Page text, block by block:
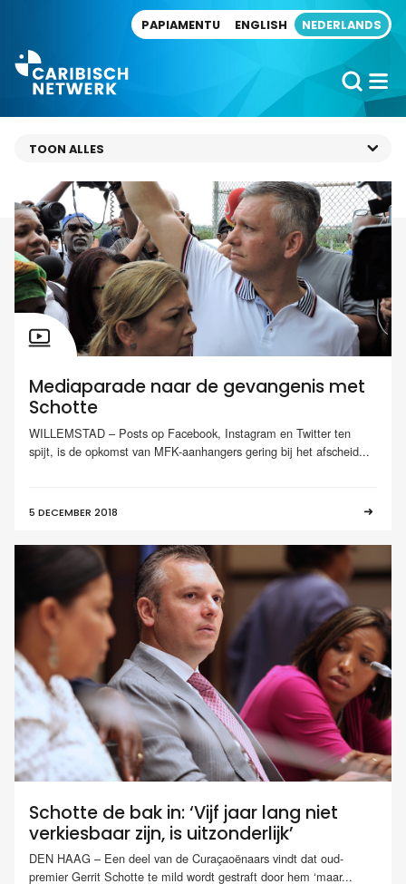
PAPIAMENTU ENGLISH NEDERLANDS
Mediaparade naar de gevangenis met
Schotte
WILLEMSTAD – Posts op Facebook, Instagram en Twitter ten
spijt, is de opkomst van MFK-aanhangers gering bij het afscheid...
5 DECEMBER 2018
Schotte de bak in: ‘Vijf jaar lang niet
verkiesbaar zijn, is uitzonderlijk’
DEN HAAG – Een deel van de Curaçaoënaars vindt dat oud-
premier Gerrit Schotte te mild wordt gestraft door hem ‘maar...